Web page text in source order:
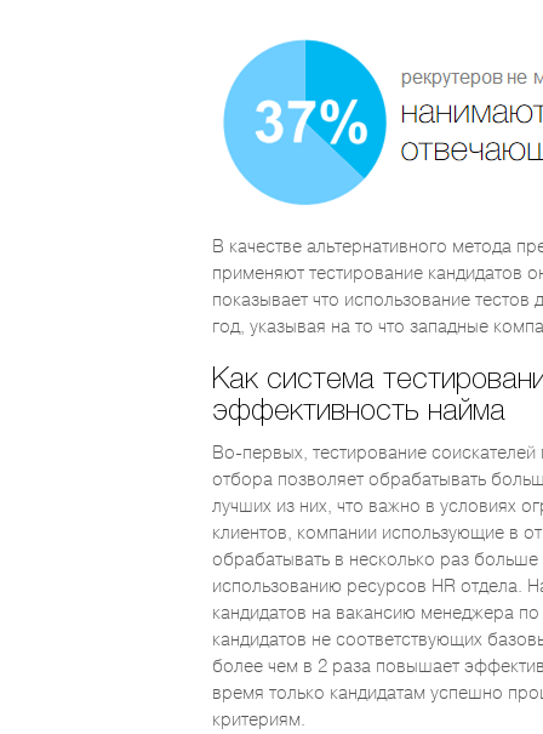
В качестве альтернативного метода
применяют тестирование кандидатов
показывает что использование
год, указывая на то что западные
Как система
эффективность найма
Во-первых, тестирование
отбора позволяет обрабатывать
лучших из них, что важно в условиях
клиентов, компании использующие в
обрабатывать в несколько раз
использованию ресурсов HR отдела.
кандидатов на вакансию менеджера
кандидатов не соответствующих
более чем в 2 раза повышает
время только кандидатам успешно
критериям.